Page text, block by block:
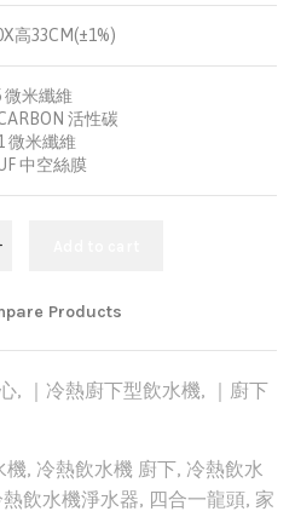
高33CM(±1%)
微米纖維
活性碳
微米纖維
中空絲膜
Products
, ｜冷熱廚下型飲水機,
｜廚下
機, 冷熱飲水機 廚下, 冷熱飲水
熱飲水機淨水器, 四合一龍頭, 家